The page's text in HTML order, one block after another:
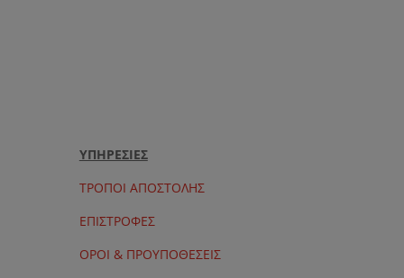
ΥΠΗΡΕΣΙΕΣ
ΤΡΟΠΟΙ ΑΠΟΣΤΟΛΗΣ
ΕΠΙΣΤΡΟΦΕΣ
ΟΡΟΙ & ΠΡΟΥΠΟΘΕΣΕΙΣ